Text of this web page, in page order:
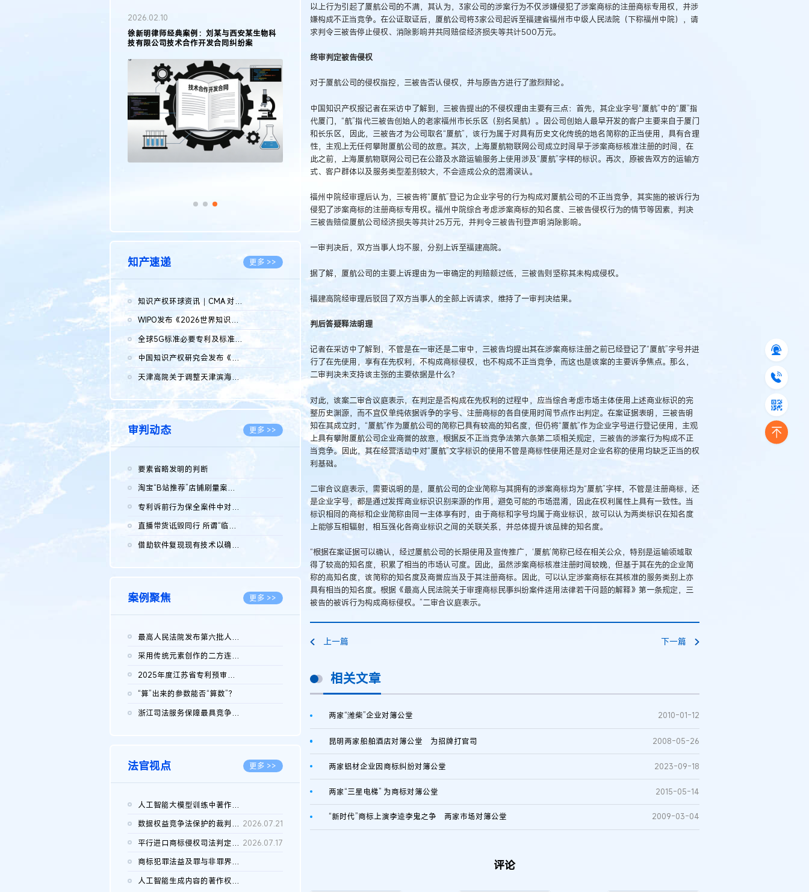
集成电路布图设计
传统文化 更多 >>
2026.02.10
徐新明律师经典案例：刘某与西安某生物科
技有限公司技术合作开发合同纠纷案
知产速递 更多 >>
知识产权环球资讯｜CMA 对微软发起调查；批量搬运二手平台数据构...
WIPO发布《2026世界知识产权报告》 含报告全文
2026.05.14
全球5G标准必要专利及标准提案研究报告（2026年）全文发布
2026.05.08
中国知识产权研究会发布《2025年度中国企业海外知识产权纠纷调查...
天津高院关于调整天津滨海高新技术产业开发区华苑科技园一审普通...
审判动态 更多 >>
要素省略发明的判断
淘宝“B站推荐”店铺刷量案维持原判，两被告连带赔偿150万元
专利诉前行为保全案件中对仿制药申请人曾作出三类声明的考量及违...
直播带货诋毁同行 所谓“临场发挥”不免责
借助软件复现现有技术以确认相关参数特征是否被公开
案例聚焦 更多 >>
最高人民法院发布第六批人民法院种业知识产权司法保护典型案例 含...
采用传统元素创作的二方连续装饰图案作品的独创性及侵权对比认定
2025年度江苏省专利预审典型案例
“算”出来的参数能否“算数”？
浙江司法服务保障最具竞争力营商环境建设典型案例（第二批）含侵...
法官视点 更多 >>
人工智能大模型训练中著作权的合理使用
2026.07.28
数据权益竞争法保护的裁判路径构建 2026.07.21
平行进口商标侵权司法判定规则的困境与纾解 2026.07.17
商标犯罪法益及罪与非罪界限研究
人工智能生成内容的著作权司法认定：演进逻辑、现实困境与规则建...
以上行为引起了厦航公司的不满，其认为，3家公司的涉案行为不仅涉嫌侵犯了涉案商标的注册商标专用权，并涉
嫌构成不正当竞争。在公证取证后，厦航公司将3家公司起诉至福建省福州市中级人民法院（下称福州中院），请
求判令三被告停止侵权、消除影响并共同赔偿经济损失等共计500万元。
终审判定被告侵权
对于厦航公司的侵权指控，三被告否认侵权，并与原告方进行了激烈辩论。
中国知识产权报记者在采访中了解到，三被告提出的不侵权理由主要有三点：首先，其企业字号“厦航”中的“厦”指
代厦门，“航”指代三被告创始人的老家福州市长乐区（别名吴航）。因公司创始人最早开发的客户主要来自于厦门
和长乐区，因此，三被告才为公司取名“厦航”，该行为属于对具有历史文化传统的地名简称的正当使用，具有合理
性，主观上无任何攀附厦航公司的故意。其次，上海厦航物联网公司成立时间早于涉案商标核准注册的时间，在
此之前，上海厦航物联网公司已在公路及水路运输服务上使用涉及“厦航”字样的标识。再次，原被告双方的运输方
式、客户群体以及服务类型差别较大，不会造成公众的混淆误认。
福州中院经审理后认为，三被告将“厦航”登记为企业字号的行为构成对厦航公司的不正当竞争，其实施的被诉行为
侵犯了涉案商标的注册商标专用权。福州中院综合考虑涉案商标的知名度、三被告侵权行为的情节等因素，判决
三被告赔偿厦航公司经济损失等共计25万元，并判令三被告刊登声明消除影响。
一审判决后，双方当事人均不服，分别上诉至福建高院。
据了解，厦航公司的主要上诉理由为一审确定的判赔额过低，三被告则坚称其未构成侵权。
福建高院经审理后驳回了双方当事人的全部上诉请求，维持了一审判决结果。
判后答疑释法明理
记者在采访中了解到，不管是在一审还是二审中，三被告均提出其在涉案商标注册之前已经登记了“厦航”字号并进
行了在先使用，享有在先权利，不构成商标侵权，也不构成不正当竞争，而这也是该案的主要诉争焦点。那么，
二审判决未支持该主张的主要依据是什么？
对此，该案二审合议庭表示，在判定是否构成在先权利的过程中，应当综合考虑市场主体使用上述商业标识的完
整历史渊源，而不宜仅单纯依据诉争的字号、注册商标的各自使用时间节点作出判定。在案证据表明，三被告明
知在其成立时，“厦航”作为厦航公司的简称已具有较高的知名度，但仍将“厦航”作为企业字号进行登记使用，主观
上具有攀附厦航公司企业商誉的故意，根据反不正当竞争法第六条第二项相关规定，三被告的涉案行为构成不正
当竞争。因此，其在经营活动中对“厦航”文字标识的使用不管是商标性使用还是对企业名称的使用均缺乏正当的权
利基础。
二审合议庭表示，需要说明的是，厦航公司的企业简称与其拥有的涉案商标均为“厦航”字样，不管是注册商标，还
是企业字号，都是通过发挥商业标识识别来源的作用，避免可能的市场混淆，因此在权利属性上具有一致性。当
标识相同的商标和企业简称由同一主体享有时，由于商标和字号均属于商业标识，故可以认为两类标识在知名度
上能够互相辐射，相互强化各商业标识之间的关联关系，并总体提升该品牌的知名度。
“根据在案证据可以确认，经过厦航公司的长期使用及宣传推广，‘厦航’简称已经在相关公众，特别是运输领域取
得了较高的知名度，积累了相当的市场认可度。因此，虽然涉案商标核准注册时间较晚，但基于其在先的企业简
称的高知名度，该简称的知名度及商誉应当及于其注册商标。因此，可以认定涉案商标在其核准的服务类别上亦
具有相当的知名度。根据《最高人民法院关于审理商标民事纠纷案件适用法律若干问题的解释》第一条规定，三
被告的被诉行为构成商标侵权。”二审合议庭表示。
上一篇 下一篇
相关文章
两家“潍柴”企业对簿公堂 2010-01-12
昆明两家船舶酒店对簿公堂 为招牌打官司 2008-05-26
两家铝材企业因商标纠纷对簿公堂 2023-09-18
两家“三星电梯” 为商标对簿公堂 2015-05-14
“新时代”商标上演李逵李鬼之争 两家市场对簿公堂 2009-03-04
评论